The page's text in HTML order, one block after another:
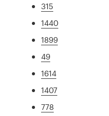
315
1440
1899
49
1614
1407
778